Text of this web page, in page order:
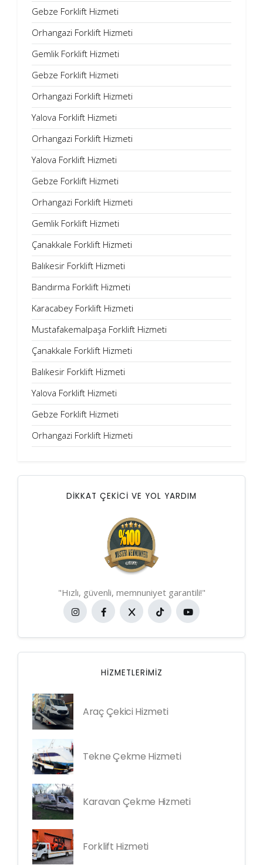
Gebze Forklift Hizmeti
Orhangazi Forklift Hizmeti
Gemlik Forklift Hizmeti
Gebze Forklift Hizmeti
Orhangazi Forklift Hizmeti
Yalova Forklift Hizmeti
Orhangazi Forklift Hizmeti
Yalova Forklift Hizmeti
Gebze Forklift Hizmeti
Orhangazi Forklift Hizmeti
Gemlik Forklift Hizmeti
Çanakkale Forklift Hizmeti
Balıkesir Forklift Hizmeti
Bandırma Forklift Hizmeti
Karacabey Forklift Hizmeti
Mustafakemalpaşa Forklift Hizmeti
Çanakkale Forklift Hizmeti
Balıkesir Forklift Hizmeti
Yalova Forklift Hizmeti
Gebze Forklift Hizmeti
Orhangazi Forklift Hizmeti
DİKKAT ÇEKİCİ VE YOL YARDIM
"Hızlı, güvenli, memnuniyet garantili!"
HIZMETLERIMIZ
Araç Çekici Hizmeti
Tekne Çekme Hizmeti
Karavan Çekme Hizmeti
Forklift Hizmeti